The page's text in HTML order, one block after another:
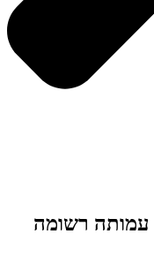
לשכת הגליל הגדולה מס' 14 | עמותה רשומה